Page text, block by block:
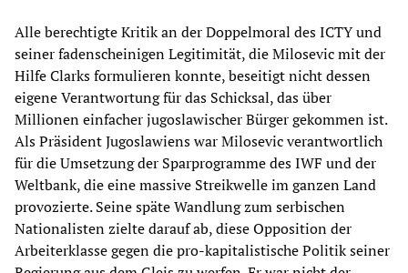
Alle berechtigte Kritik an der Doppelmoral des ICTY und
seiner fadenscheinigen Legitimität, die Milosevic mit der
Hilfe Clarks formulieren konnte, beseitigt nicht dessen
eigene Verantwortung für das Schicksal, das über
Millionen einfacher jugoslawischer Bürger gekommen ist.
Als Präsident Jugoslawiens war Milosevic verantwortlich
für die Umsetzung der Sparprogramme des IWF und der
Weltbank, die eine massive Streikwelle im ganzen Land
provozierte. Seine späte Wandlung zum serbischen
Nationalisten zielte darauf ab, diese Opposition der
Arbeiterklasse gegen die pro-kapitalistische Politik seiner